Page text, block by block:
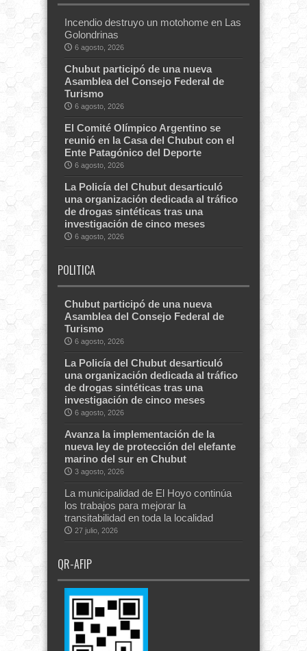
Incendio destruyo un motohome en Las
Golondrinas
6 agosto, 2026
Chubut participó de una nueva
Asamblea del Consejo Federal de
Turismo
6 agosto, 2026
El Comité Olímpico Argentino se
reunió en la Casa del Chubut con el
Ente Patagónico del Deporte
6 agosto, 2026
La Policía del Chubut desarticuló
una organización dedicada al tráfico
de drogas sintéticas tras una
investigación de cinco meses
6 agosto, 2026
POLITICA
Chubut participó de una nueva
Asamblea del Consejo Federal de
Turismo
6 agosto, 2026
La Policía del Chubut desarticuló
una organización dedicada al tráfico
de drogas sintéticas tras una
investigación de cinco meses
6 agosto, 2026
Avanza la implementación de la
nueva ley de protección del elefante
marino del sur en Chubut
3 agosto, 2026
La municipalidad de El Hoyo continúa
los trabajos para mejorar la
transitabilidad en toda la localidad
27 julio, 2026
QR-AFIP